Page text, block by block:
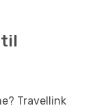
til
Travellink